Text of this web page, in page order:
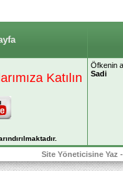
Katılın
Öfkenin
Sadi
Site Yöneticisine Yaz